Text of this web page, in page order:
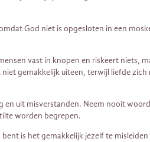
God niet is opgesloten in een
vast in knopen en riskeert niets,
gemakkelijk uiteen, terwijl liefde
uit misverstanden. Neem nooit
worden begrepen.
is het gemakkelijk jezelf te